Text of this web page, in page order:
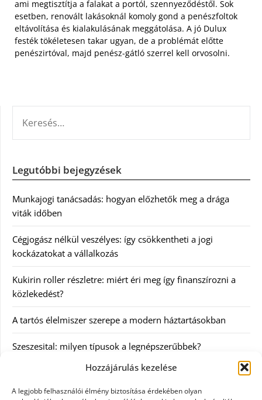
Hozzájárulás kezelése
A legjobb felhasználói élmény biztosítása érdekében olyan
ami megtisztítja a falakat a portól, szennyeződéstől. Sok
esetben, renovált lakásoknál komoly gond a penészfoltok
eltávolítása és kialakulásának meggátolása. A jó Dulux
festék tökéletesen takar ugyan, de a problémát előtte
penészirtóval, majd penész-gátló szerrel kell orvosolni.
Legutóbbi bejegyzések
Munkajogi tanácsadás: hogyan előzhetők meg a drága
viták időben
Cégjogász nélkül veszélyes: így csökkentheti a jogi
kockázatokat a vállalkozás
Kukirin roller részletre: miért éri meg így finanszírozni a
közlekedést?
A tartós élelmiszer szerepe a modern háztartásokban
Szeszesital: milyen típusok a legnépszerűbbek?